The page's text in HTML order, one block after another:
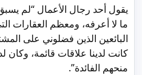
يقول أحد رجال الأعمال “لم
ما لا أعرفه، ومعظم العقارات
البائعين الذين فضلوني على
كانت لدينا علاقات قائمة،
منحهم الفائدة”.